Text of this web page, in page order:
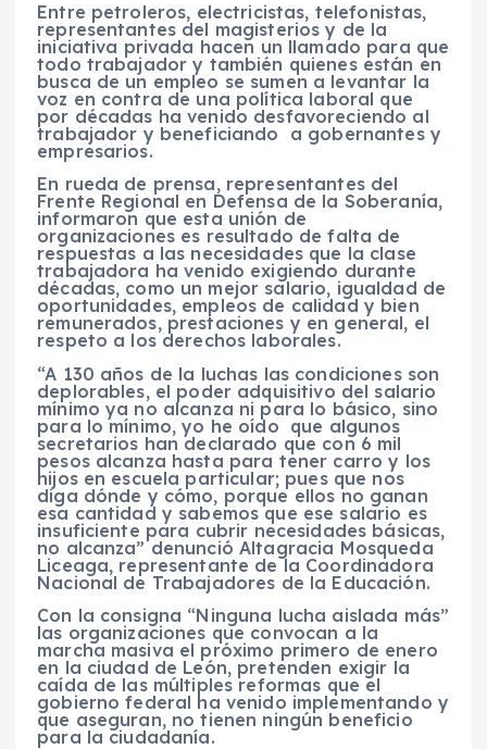
Entre petroleros, electricistas, telefonistas,
representantes del magisterios y de la
iniciativa privada hacen un llamado para que
todo trabajador y también quienes están en
busca de un empleo se sumen a levantar la
voz en contra de una política laboral que
por décadas ha venido desfavoreciendo al
trabajador y beneficiando a gobernantes y
empresarios.
En rueda de prensa, representantes del
Frente Regional en Defensa de la Soberanía,
informaron que esta unión de
organizaciones es resultado de falta de
respuestas a las necesidades que la clase
trabajadora ha venido exigiendo durante
décadas, como un mejor salario, igualdad de
oportunidades, empleos de calidad y bien
remunerados, prestaciones y en general, el
respeto a los derechos laborales.
“A 130 años de la luchas las condiciones son
deplorables, el poder adquisitivo del salario
mínimo ya no alcanza ni para lo básico, sino
para lo mínimo, yo he oído que algunos
secretarios han declarado que con 6 mil
pesos alcanza hasta para tener carro y los
hijos en escuela particular; pues que nos
diga dónde y cómo, porque ellos no ganan
esa cantidad y sabemos que ese salario es
insuficiente para cubrir necesidades básicas,
no alcanza” denunció Altagracia Mosqueda
Liceaga, representante de la Coordinadora
Nacional de Trabajadores de la Educación.
Con la consigna “Ninguna lucha aislada más”
las organizaciones que convocan a la
marcha masiva el próximo primero de enero
en la ciudad de León, pretenden exigir la
caída de las múltiples reformas que el
gobierno federal ha venido implementando y
que aseguran, no tienen ningún beneficio
para la ciudadanía.